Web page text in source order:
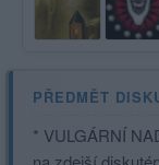
PŘEDMĚT
* VULGÁRNÍ